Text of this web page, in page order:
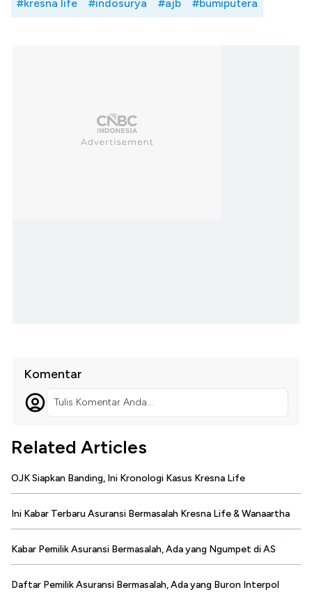
#kresna life #indosurya #ajb #bumiputera
Komentar
Tulis Komentar Anda...
Related Articles
OJK Siapkan Banding, Ini Kronologi Kasus Kresna Life
Ini Kabar Terbaru Asuransi Bermasalah Kresna Life & Wanaartha
Kabar Pemilik Asuransi Bermasalah, Ada yang Ngumpet di AS
Daftar Pemilik Asuransi Bermasalah, Ada yang Buron Interpol